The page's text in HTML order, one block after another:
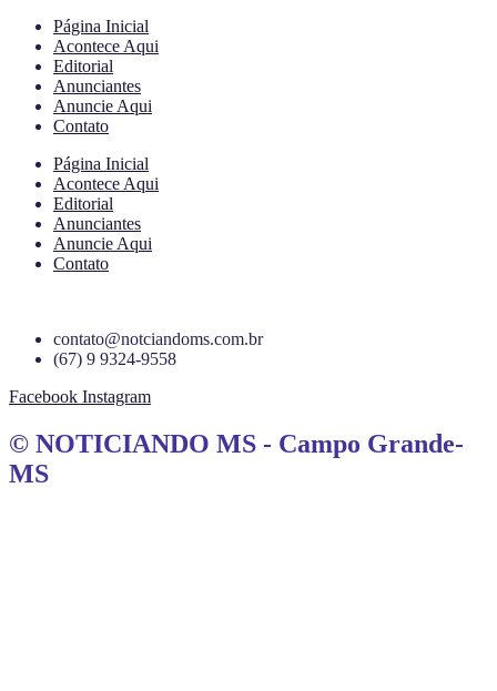
Página Inicial
Acontece Aqui
Editorial
Anunciantes
Anuncie Aqui
Contato
Página Inicial
Acontece Aqui
Editorial
Anunciantes
Anuncie Aqui
Contato
contato@notciandoms.com.br
(67) 9 9324-9558
Facebook Instagram
© NOTICIANDO MS - Campo Grande-
MS